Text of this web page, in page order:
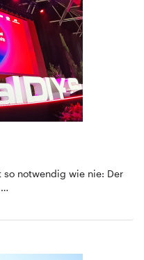
notwendig wie nie: Der
…